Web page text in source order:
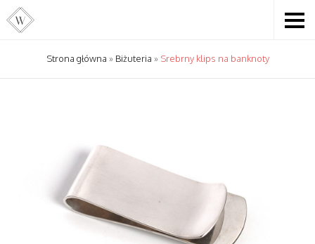
Strona główna » Biżuteria » Srebrny klips na banknoty